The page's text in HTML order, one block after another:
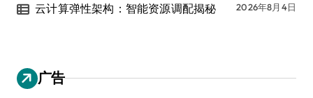
云计算弹性架构：智能资源调配揭秘 2026年8月4日
广告